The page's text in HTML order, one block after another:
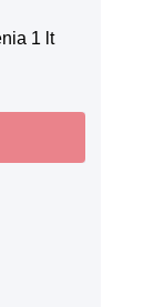
1 lt